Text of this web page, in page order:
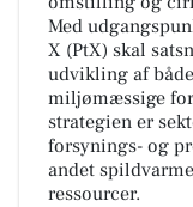
Med
X (PtX) skal
udvikling af
miljømæssige
strategien er
forsynings- og
andet
ressourcer.